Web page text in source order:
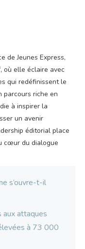
de Jeunes Express,
où elle éclaire avec
qui redéfinissent le
parcours riche en
à inspirer la
un avenir
éditorial place
cœur du dialogue
s’ouvre-t-il
aux attaques
à 73 000